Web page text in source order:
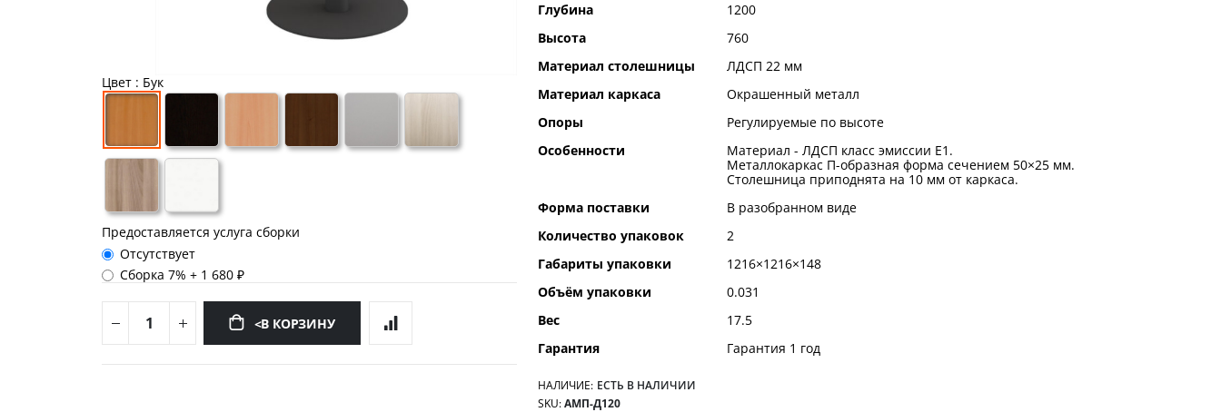
Цвет : Бук
Предоставляется услуга сборки
Отсутствует
Сборка 7%+ 1 680 ₽
<В КОРЗИНУ
Глубина
1200
Высота
760
Материал столешницы
ЛДСП 22 мм
Материал каркаса
Окрашенный металл
Опоры
Регулируемые по высоте
Особенности
Материал - ЛДСП класс эмиссии Е1.
Металлокаркас П-образная форма сечением 50×25 мм.
Столешница приподнята на 10 мм от каркаса.
Форма поставки
В разобранном виде
Количество упаковок
2
Габариты упаковки
1216×1216×148
Объём упаковки
0.031
Вес
17.5
Гарантия
Гарантия 1 год
НАЛИЧИЕ: ЕСТЬ В НАЛИЧИИ
SKU АМП-Д120